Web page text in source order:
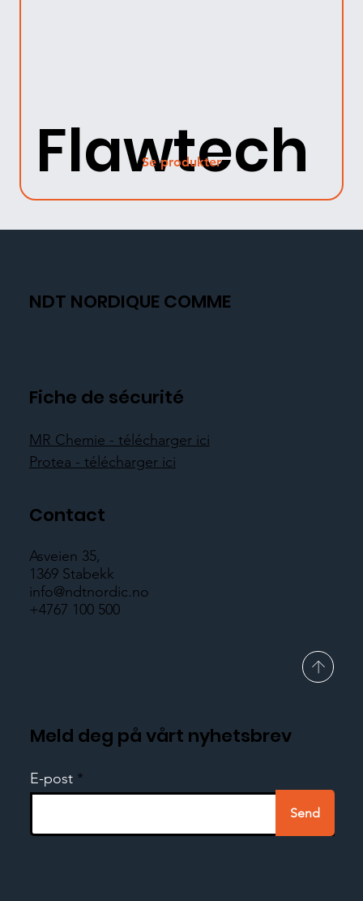
Flawtech
Se produkter
NDT NORDIQUE COMME
Fiche de sécurité
MR Chemie - télécharger ici
Protea - télécharger ici
Contact
Asveien 35,
1369 Stabekk
info@ndtnordic.no
+4767 100 500
Meld deg på vårt nyhetsbrev
E-post
Send